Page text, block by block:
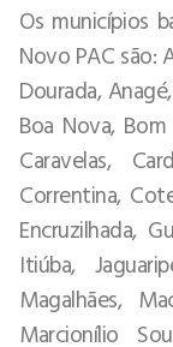
Os municípios
Novo PAC são:
Dourada,
Boa Nova,
Caravelas,
Correntina,
Encruzilhada,
Itiúba,
Magalhães,
Marcionílio